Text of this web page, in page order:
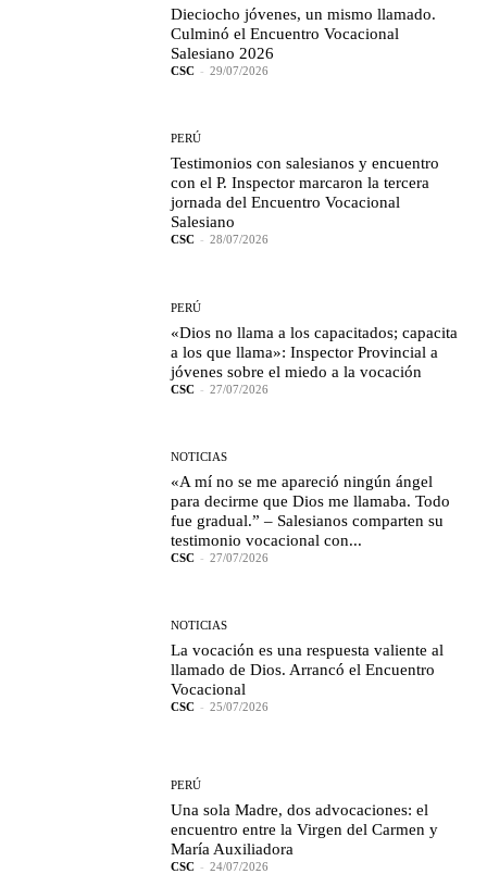
Dieciocho jóvenes, un mismo llamado.
Culminó el Encuentro Vocacional
Salesiano 2026
CSC - 29/07/2026
PERÚ
Testimonios con salesianos y encuentro
con el P. Inspector marcaron la tercera
jornada del Encuentro Vocacional
Salesiano
CSC - 28/07/2026
PERÚ
«Dios no llama a los capacitados; capacita
a los que llama»: Inspector Provincial a
jóvenes sobre el miedo a la vocación
CSC - 27/07/2026
NOTICIAS
«A mí no se me apareció ningún ángel
para decirme que Dios me llamaba. Todo
fue gradual.” – Salesianos comparten su
testimonio vocacional con...
CSC - 27/07/2026
NOTICIAS
La vocación es una respuesta valiente al
llamado de Dios. Arrancó el Encuentro
Vocacional
CSC - 25/07/2026
PERÚ
Una sola Madre, dos advocaciones: el
encuentro entre la Virgen del Carmen y
María Auxiliadora
CSC - 24/07/2026